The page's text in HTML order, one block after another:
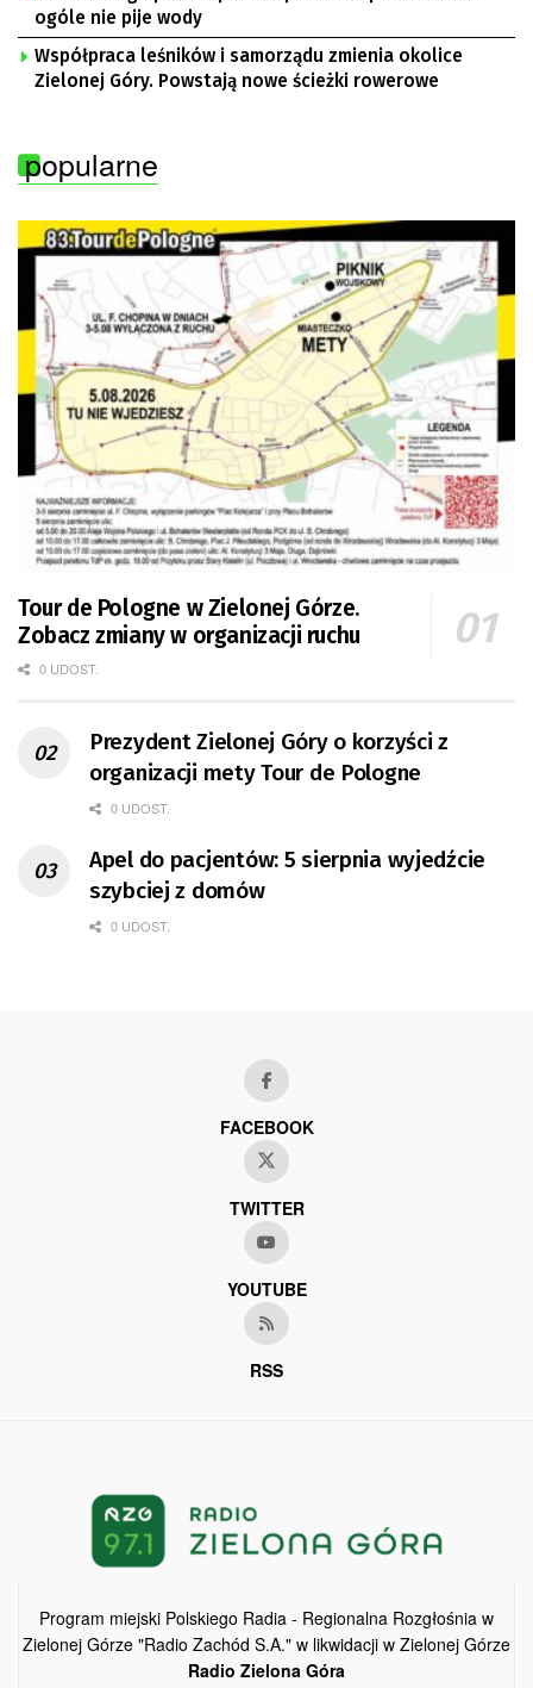
ogóle nie pije wody
Współpraca leśników i samorządu zmienia okolice
Zielonej Góry. Powstają nowe ścieżki rowerowe
popularne
Tour de Pologne w Zielonej Górze.
Zobacz zmiany w organizacji ruchu
0 UDOST.
Prezydent Zielonej Góry o korzyści z
organizacji mety Tour de Pologne
0 UDOST.
Apel do pacjentów: 5 sierpnia wyjedźcie
szybciej z domów
0 UDOST.
FACEBOOK
TWITTER
YOUTUBE
RSS
Program miejski Polskiego Radia - Regionalna Rozgłośnia w
Zielonej Górze "Radio Zachód S.A." w likwidacji w Zielonej Górze
Radio Zielona Góra